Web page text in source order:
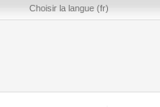
Choisir la langue (fr)